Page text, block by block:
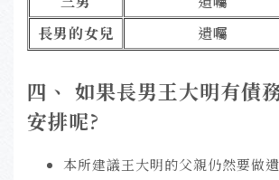
長男的女兒
遺囑
四 、 如果長男王大明有債
安排呢?
本所建議王大明的父親仍然要做